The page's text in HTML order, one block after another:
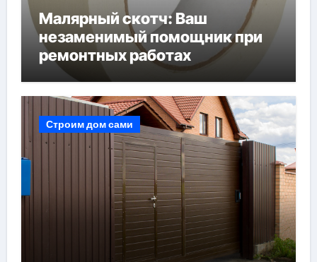
Малярный скотч: Ваш
незаменимый помощник при
ремонтных работах
Строим дом сами